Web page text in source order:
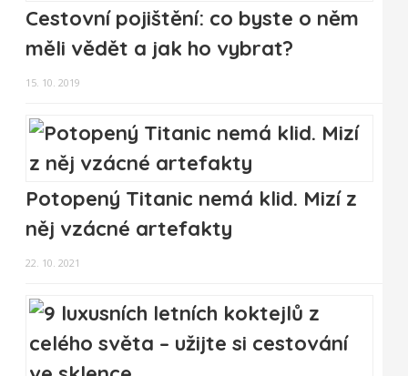
Cestovní pojištění: co byste o něm
měli vědět a jak ho vybrat?
15. 10. 2019
Potopený Titanic nemá klid. Mizí z
něj vzácné artefakty
22. 10. 2021